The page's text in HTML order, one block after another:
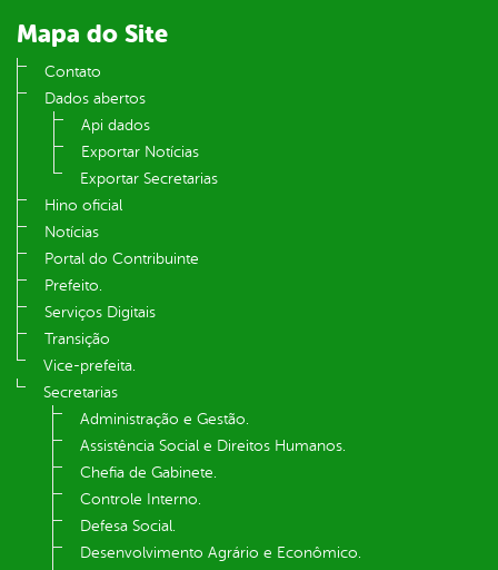
Mapa do Site
Contato
Dados abertos
Api dados
Exportar Notícias
Exportar Secretarias
Hino oficial
Notícias
Portal do Contribuinte
Prefeito.
Serviços Digitais
Transição
Vice-prefeita.
Secretarias
Administração e Gestão.
Assistência Social e Direitos Humanos.
Chefia de Gabinete.
Controle Interno.
Defesa Social.
Desenvolvimento Agrário e Econômico.